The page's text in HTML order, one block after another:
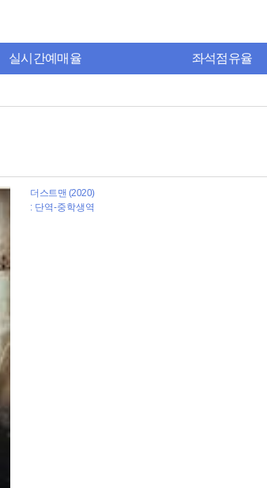
실시간예매율 좌석점유율
더스트맨 (2020)
: 단역-중학생역